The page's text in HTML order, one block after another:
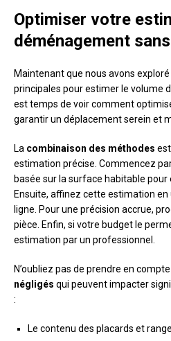
Optimiser votre
déménagement
Maintenant que nous avons
principales pour estimer le volume
est temps de voir comment
garantir un déplacement serein et
La combinaison des méthodes
estimation précise. Commencez
basée sur la surface habitable
Ensuite, affinez cette estimation
ligne. Pour une précision accrue,
pièce. Enfin, si votre budget le
estimation par un professionnel.
N’oubliez pas de prendre en
négligés qui peuvent impacter
:
Le contenu des placards et